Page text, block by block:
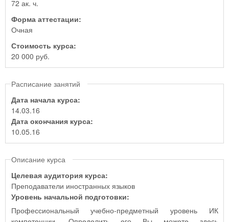
72 ак. ч.
Форма аттестации:
Очная
Стоимость курса:
20 000 руб.
Расписание занятий
Дата начала курса:
14.03.16
Дата окончания курса:
10.05.16
Описание курса
Целевая аудитория курса:
Преподаватели иностранных языков
Уровень начальной подготовки:
Профессиональный учебно-предметный уровень ИК